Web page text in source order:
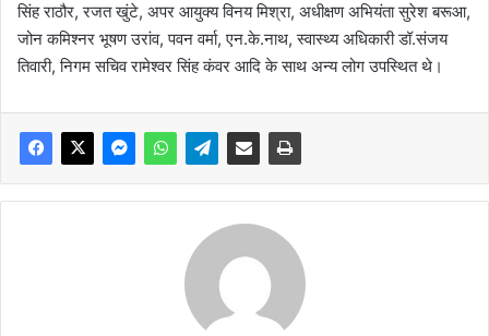
सिंह राठौर, रजत खुंटे, अपर आयुक्य विनय मिश्रा, अधीक्षण अभियंता सुरेश बरूआ,
जोन कमिश्नर भूषण उरांव, पवन वर्मा, एन.के.नाथ, स्वास्थ्य अधिकारी डॉ.संजय
तिवारी, निगम सचिव रामेश्वर सिंह कंवर आदि के साथ अन्य लोग उपस्थित थे।